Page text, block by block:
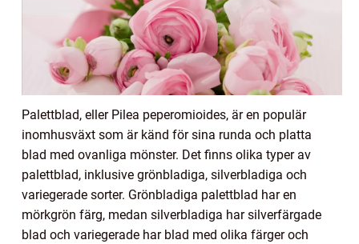
Palettblad, eller Pilea peperomioides, är en populär
inomhusväxt som är känd för sina runda och platta
blad med ovanliga mönster. Det finns olika typer av
palettblad, inklusive grönbladiga, silverbladiga och
variegerade sorter. Grönbladiga palettblad har en
mörkgrön färg, medan silverbladiga har silverfärgade
blad och variegerade har blad med olika färger och